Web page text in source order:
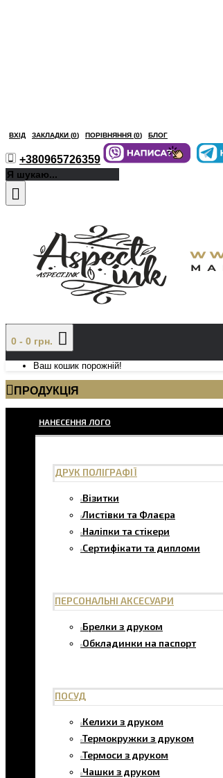
ВХІД ЗАКЛАДКИ (0) ПОРІВНЯННЯ (0) БЛОГ
+380965726359
0 - 0 грн.
Ваш кошик порожній!
ПРОДУКЦІЯ
НАНЕСЕННЯ ЛОГО
ДРУК ПОЛІГРАФІЇ
Візитки
Листівки та Флаєра
Наліпки та стікери
Сертифікати та дипломи
ПЕРСОНАЛЬНІ АКСЕСУАРИ
Брелки з друком
Обкладинки на паспорт
ПОСУД
Келихи з друком
Термокружки з друком
Термоси з друком
Чашки з друком